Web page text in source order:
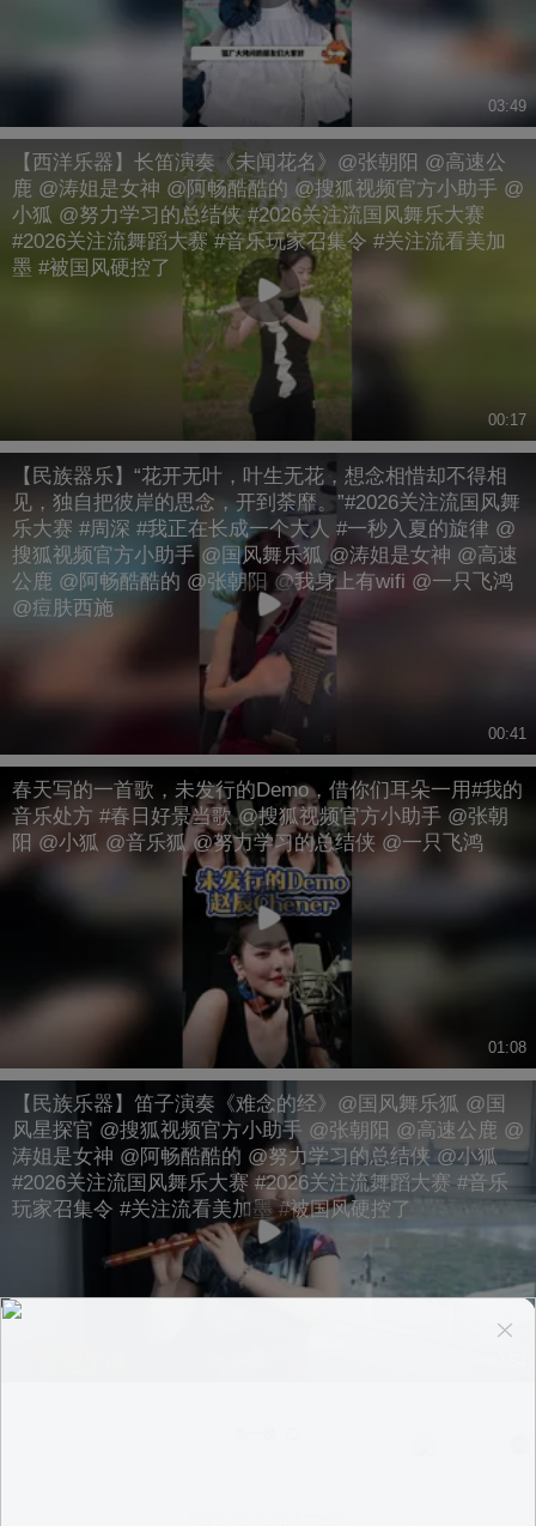
03:49
【西洋乐器】长笛演奏《未闻花名》@张朝阳 @高速公
鹿 @涛姐是女神 @阿畅酷酷的 @搜狐视频官方小助手 @
小狐 @努力学习的总结侠 #2026关注流国风舞乐大赛
#2026关注流舞蹈大赛 #音乐玩家召集令 #关注流看美加
墨 #被国风硬控了
00:17
【民族器乐】“花开无叶，叶生无花，想念相惜却不得相
见，独自把彼岸的思念，开到荼靡。”#2026关注流国风舞
乐大赛 #周深 #我正在长成一个大人 #一秒入夏的旋律 @
搜狐视频官方小助手 @国风舞乐狐 @涛姐是女神 @高速
公鹿 @阿畅酷酷的 @张朝阳 @我身上有wifi @一只飞鸿
@痘肤西施
00:41
春天写的一首歌，未发行的Demo，借你们耳朵一用#我的
音乐处方 #春日好景当歌 @搜狐视频官方小助手 @张朝
阳 @小狐 @音乐狐 @努力学习的总结侠 @一只飞鸿
01:08
【民族乐器】笛子演奏《难念的经》@国风舞乐狐 @国
风星探官 @搜狐视频官方小助手 @张朝阳 @高速公鹿 @
涛姐是女神 @阿畅酷酷的 @努力学习的总结侠 @小狐
#2026关注流国风舞乐大赛 #2026关注流舞蹈大赛 #音乐
玩家召集令 #关注流看美加墨 #被国风硬控了